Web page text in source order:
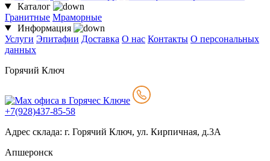
Каталог
Гранитные Мраморные
Информация
Услуги Эпитафии Доставка О нас Контакты О персональных
данных
Горячий Ключ
+7(928)437-85-58
Адрес склада: г. Горячий Ключ, ул. Кирпичная, д.3А
Апшеронск